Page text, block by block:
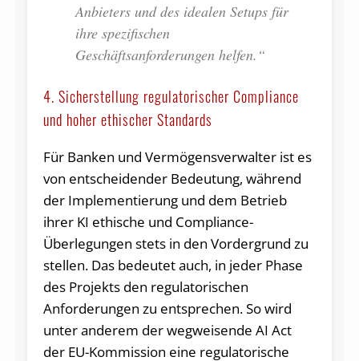
Anbieters und des idealen Setups für
ihre spezifischen
Geschäftsanforderungen helfen.“
4. Sicherstellung regulatorischer Compliance
und hoher ethischer Standards
Für Banken und Vermögensverwalter ist es
von entscheidender Bedeutung, während
der Implementierung und dem Betrieb
ihrer KI ethische und Compliance-
Überlegungen stets in den Vordergrund zu
stellen. Das bedeutet auch, in jeder Phase
des Projekts den regulatorischen
Anforderungen zu entsprechen. So wird
unter anderem der wegweisende AI Act
der EU-Kommission eine regulatorische